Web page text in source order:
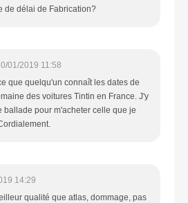
de délai de Fabrication?
01/2019 11:58
que quelqu'un connaît les dates de
des voitures Tintin en France. J'y
ballade pour m'acheter celle que je
14:29
qualité que atlas, dommage, pas